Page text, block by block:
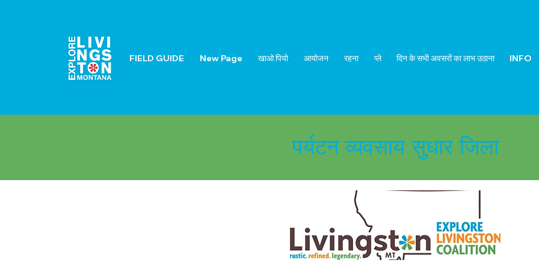
FIELD GUIDE New Page खाओ पियो आयोजन रहना प्ले दिन के सभी अवसरों का लाभ उठाना INFO
पर्यटन व्यवसाय सुधार जिला